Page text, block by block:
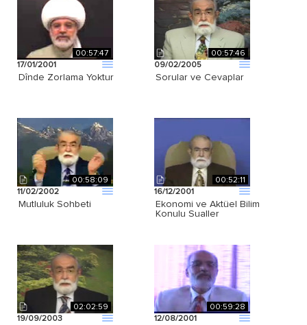
00:57:47
17/01/2001
Dînde Zorlama Yoktur
00:57:46
09/02/2005
Sorular ve Cevaplar
00:58:09
11/02/2002
Mutluluk Sohbeti
00:52:11
16/12/2001
Ekonomi ve Aktüel Bilim
Konulu Sualler
02:02:59
19/09/2003
00:59:28
12/08/2001